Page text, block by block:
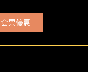
套票優惠